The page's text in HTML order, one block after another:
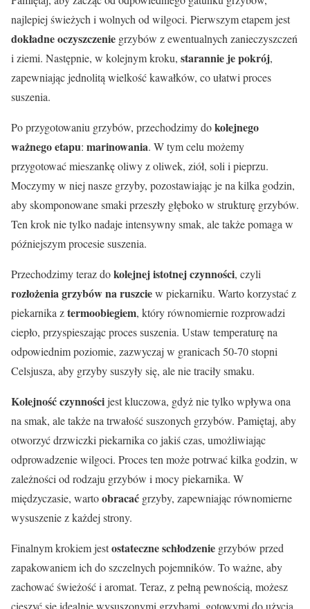
najlepiej świeżych i wolnych od wilgoci. Pierwszym etapem jest
dokładne oczyszczenie grzybów z ewentualnych zanieczyszczeń
i ziemi. Następnie, w kolejnym kroku, starannie je pokrój,
zapewniając jednolitą wielkość kawałków, co ułatwi proces
suszenia.
Po przygotowaniu grzybów, przechodzimy dokolejnego
ważnego etapu: marinowania. W tym celu możemy
przygotować mieszankę oliwy z oliwek, ziół, soli i pieprzu.
Moczymy w niej nasze grzyby, pozostawiając je na kilka godzin,
aby skomponowane smaki przeszły głęboko w strukturę grzybów.
Ten krok nie tylko nadaje intensywny smak, ale także pomaga w
późniejszym procesie suszenia.
Przechodzimy teraz dokolejnej istotnej czynności, czyli
rozłożenia grzybów na ruszciew piekarniku. Warto korzystać z
piekarnika ztermoobiegiem, który równomiernie rozprowadzi
ciepło, przyspieszając proces suszenia. Ustaw temperaturę na
odpowiednim poziomie, zazwyczaj w granicach 50-70 stopni
Celsjusza, aby grzyby suszyły się, ale nie traciły smaku.
Kolejność czynnościjest kluczowa, gdyż nie tylko wpływa ona
na smak, ale także na trwałość suszonych grzybów. Pamiętaj, aby
otworzyć drzwiczki piekarnika co jakiś czas, umożliwiając
odprowadzenie wilgoci. Proces ten może potrwać kilka godzin, w
zależności od rodzaju grzybów i mocy piekarnika. W
międzyczasie, wartoobracać grzyby, zapewniając równomierne
wysuszenie z każdej strony.
Finalnym krokiem jestostateczne schłodzenie grzybów przed
zapakowaniem ich do szczelnych pojemników. To ważne, aby
zachować świeżość i aromat. Teraz, z pełną pewnością, możesz
cieszyć się idealnie wysuszonymi grzybami, gotowymi do użycia